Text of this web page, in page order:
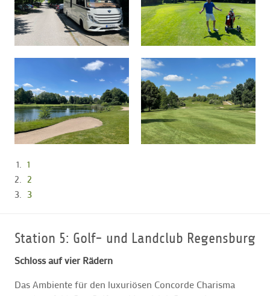
1
2
3
Station 5: Golf- und Landclub Regensburg
Schloss auf vier Rädern
Das Ambiente für den luxuriösen Concorde Charisma